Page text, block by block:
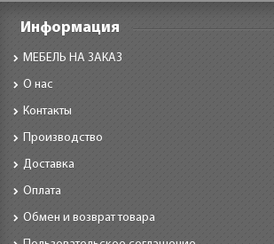
Информация
МЕБЕЛЬ НА ЗАКАЗ
О нас
Контакты
Производство
Доставка
Оплата
Обмен и возврат товара